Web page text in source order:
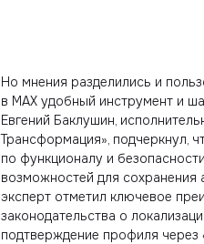
Но мнения разделились и
в MAX удобный инструмент и
Евгений Баклушин,
Трансформация», подчеркнул,
по функционалу и
возможностей для сохранения
эксперт отметил ключевое
законодательства о
подтверждение профиля через